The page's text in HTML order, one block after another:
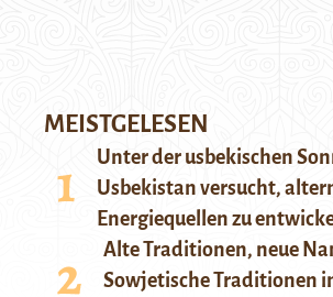
MEISTGELESEN
Unter der usbekischen
Usbekistan versucht,
Energiequellen zu
Alte Traditionen, neue
Sowjetische Traditionen